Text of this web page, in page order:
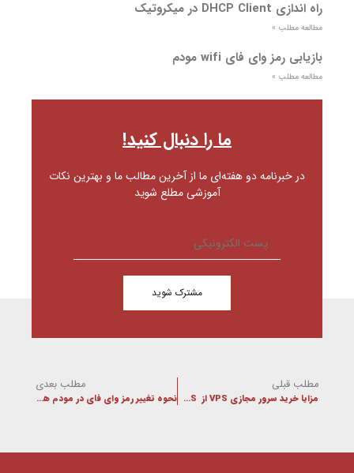
راه اندازی DHCP Client در میکروتیک
مطالعه مطلب »
بازیابی رمز وای فای wifi مودم
مطالعه مطلب »
ما را دنبال کنید!
در خبرنامه دو هفته‌ای ما از آخرین مطالب ما و بهترین نکات
آموزشی مطلع شوید
مشترک شوید
مطلب قبلی
مزایا خرید سرور مجازی VPS از OVPSچیست ؟
مطلب بعدی
نحوه تغییر رمز وای فای در مودم ها ی DLink و Tp-Link